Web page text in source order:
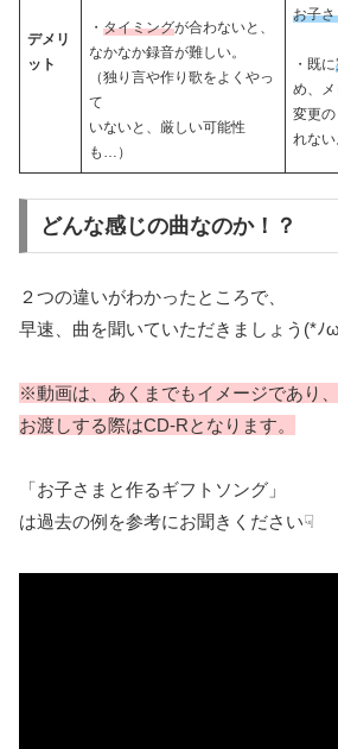
デメリ
ット
・ タイミングが合わないと、
なかなか録音が難しい。
（独り言や作り歌をよくやっ
て
いないと、厳しい可能性
も…）
お子
・既に
め、
変更
れない
どんな感じの曲なのか！？
２つの違いがわかったところで、
早速、曲を聞いていただきましょう(*ﾉ
※動画は、あくまでもイメージであり、
お渡しする際はCD-Rとなります。
「お子さまと作るギフトソング」
は過去の例を参考にお聞きください☟